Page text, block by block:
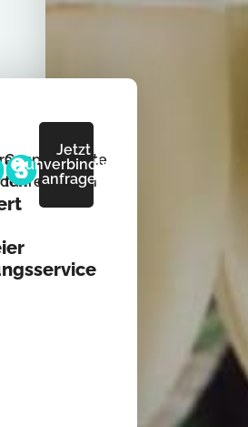
Gespräche
führen
Angebote
erhalten
Jetzt
unverbindlich
anfragen